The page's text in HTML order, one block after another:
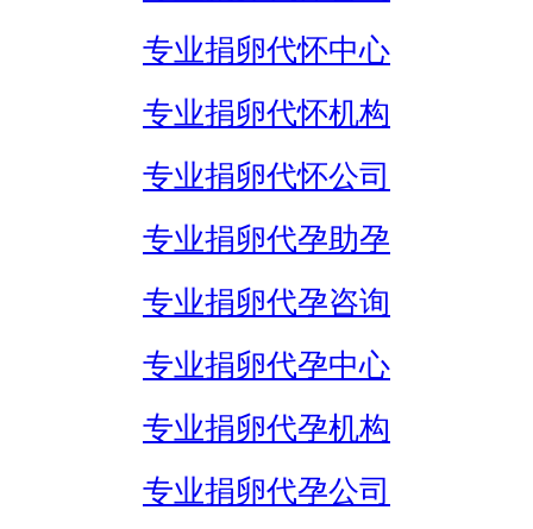
专业捐卵代怀中心
专业捐卵代怀机构
专业捐卵代怀公司
专业捐卵代孕助孕
专业捐卵代孕咨询
专业捐卵代孕中心
专业捐卵代孕机构
专业捐卵代孕公司